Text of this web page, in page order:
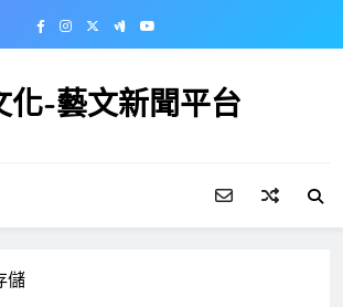
化-藝文新聞平台
儲